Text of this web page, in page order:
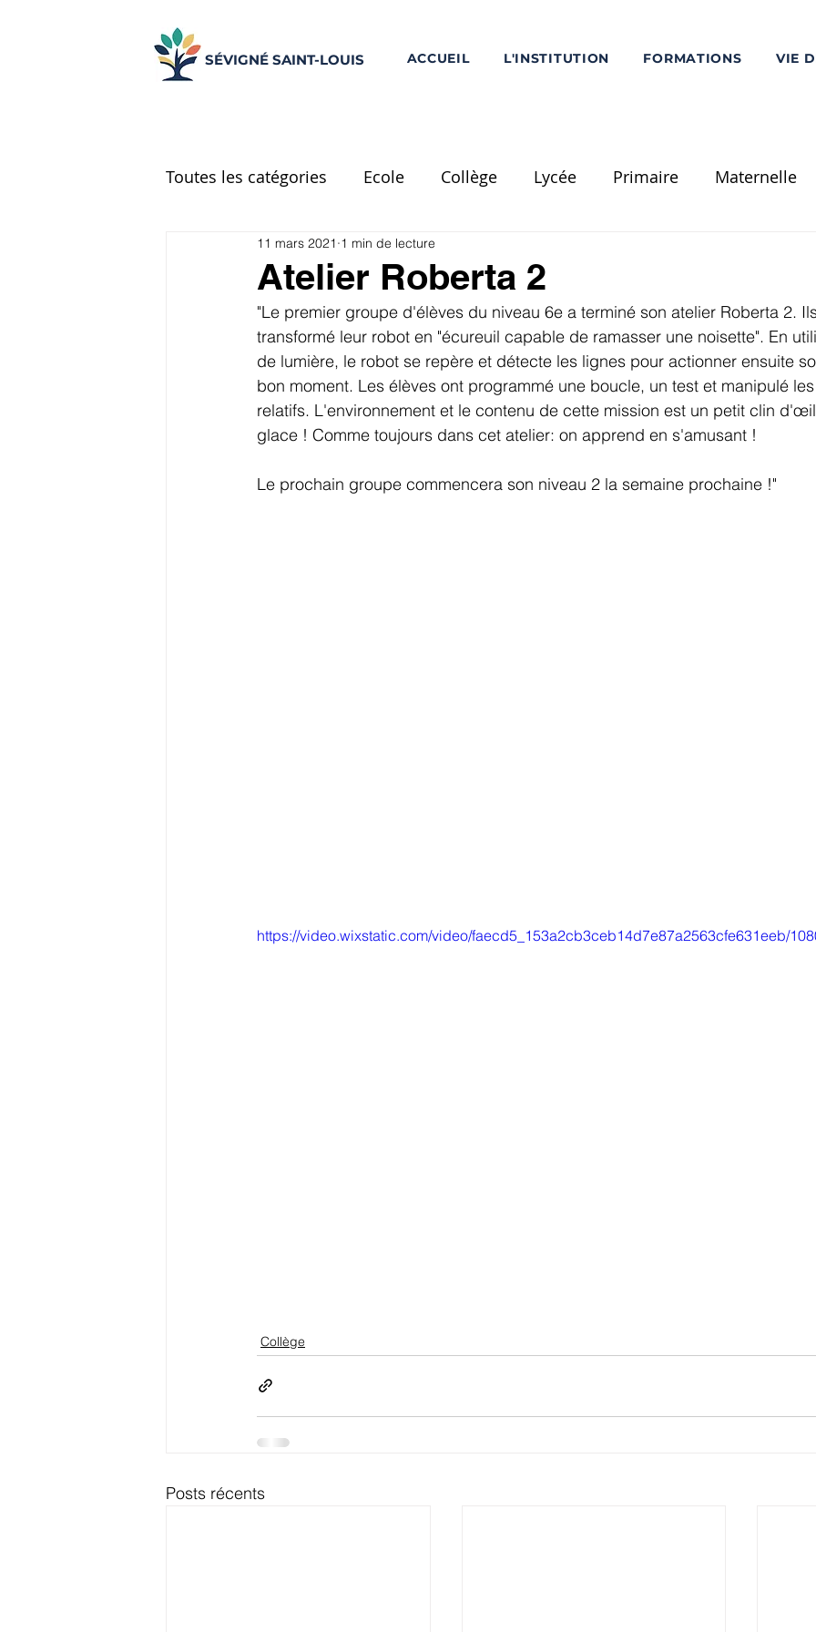
SÉVIGNÉ SAINT-LOUIS ACCUEIL L'INSTITUTION FORMATIONS VIE
Toutes les catégories Ecole Collège Lycée Primaire Maternelle
Ecole Place d'Espagne Ecole Saint-Louis
Réseau d'aide Divers Réalisation / Travaux Voyage Scolaire
Centre de documentation Pôle Supérieur Chorale - Musique
Atelier Roberta 2
11 mars 2021 1 min de lecture
"Le premier groupe d'élèves du niveau 6e a terminé son atelier Roberta 2.
transformé leur robot en "écureuil capable de ramasser une noisette". En
de lumière, le robot se repère et détecte les lignes pour actionner ensuite
bon moment. Les élèves ont programmé une boucle, un test et manipulé
relatifs. L'environnement et le contenu de cette mission est un petit clin
glace ! Comme toujours dans cet atelier: on apprend en s'amusant !
Le prochain groupe commencera son niveau 2 la semaine prochaine !"
https://video.wixstatic.com/video/faecd5_153a2cb3ceb14d7e87a2563cfe631eeb/
Collège
Posts récents